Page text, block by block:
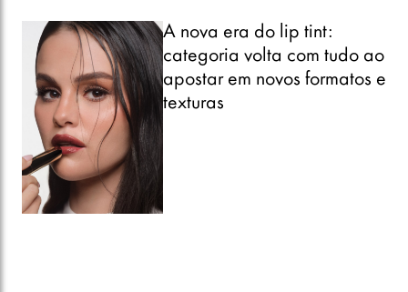
A nova era do lip tint:
categoria volta com tudo ao
apostar em novos formatos e
texturas